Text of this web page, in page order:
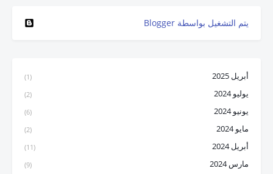
‏يتم التشغيل بواسطة Blogger
أبريل 2025 (1)
يوليو 2024 (2)
يونيو 2024 (6)
مايو 2024 (2)
أبريل 2024 (11)
مارس 2024 (9)